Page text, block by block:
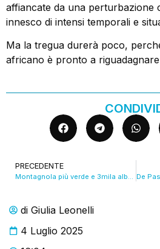
di Giulia Leonelli
4 Luglio 2025
affiancate da una perturbazione
innesco di intensi temporali e
Ma la tregua durerà poco,
africano è pronto a
PRECEDENTE